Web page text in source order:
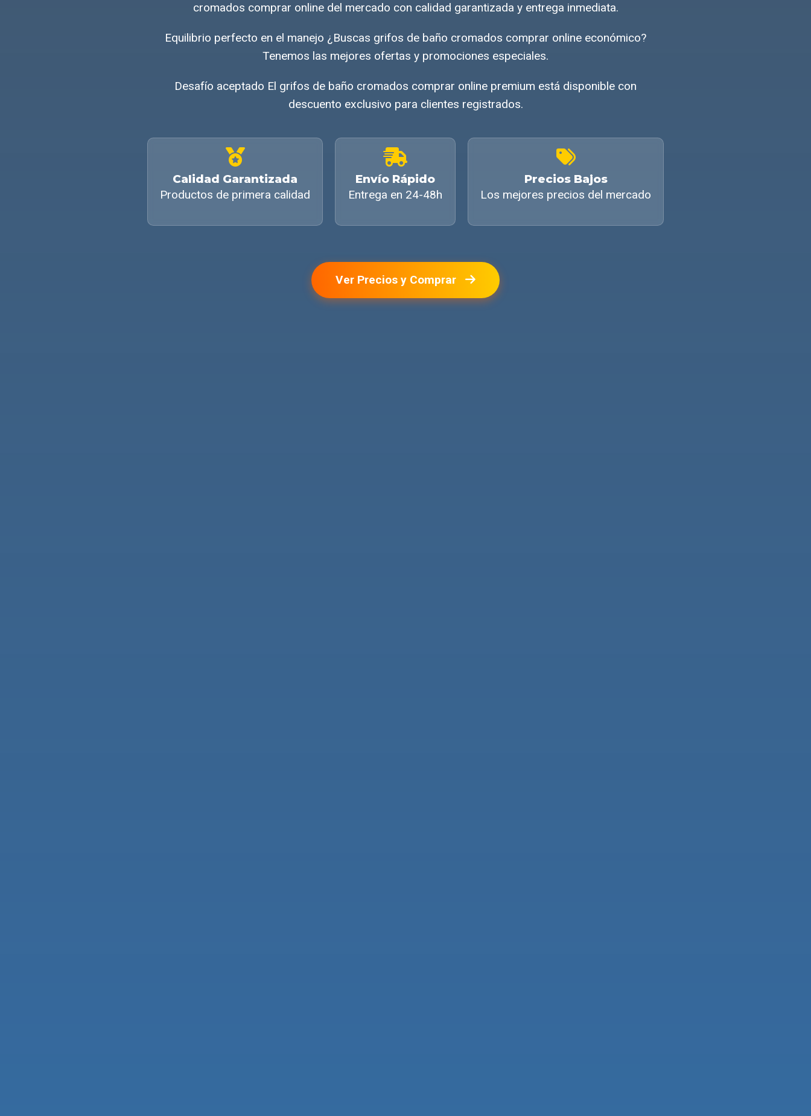
cromados comprar online del mercado con calidad garantizada y entrega inmediata.
Equilibrio perfecto en el manejo ¿Buscas grifos de baño cromados comprar online económico?
Tenemos las mejores ofertas y promociones especiales.
Desafío aceptado El grifos de baño cromados comprar online premium está disponible con
descuento exclusivo para clientes registrados.
Calidad Garantizada
Productos de primera calidad
Envío Rápido
Entrega en 24-48h
Precios Bajos
Los mejores precios del mercado
Ver Precios y Comprar